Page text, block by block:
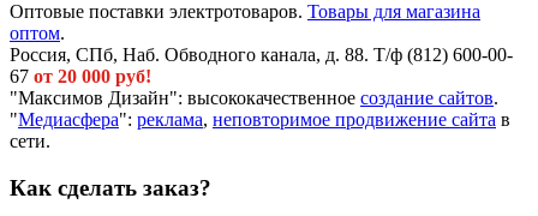
Оптовые поставки электротоваров. Товары для магазина
оптом.
Россия, СПб, Наб. Обводного канала, д. 88. Т/ф (812) 600-00-
67 от 20 000 руб!
"Максимов Дизайн": высококачественное создание сайтов.
"Медиасфера": реклама, неповторимое продвижение сайта в
сети.
Как сделать заказ?